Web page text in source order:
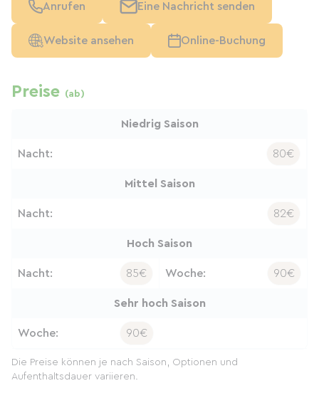
Anrufen Eine Nachricht senden
Website ansehen Online-Buchung
Preise (ab)
Niedrig Saison
Nacht: 80€
Mittel Saison
Nacht: 82€
Hoch Saison
Nacht: 85€ Woche: 90€
Sehr hoch Saison
Woche: 90€
Die Preise können je nach Saison, Optionen und
Aufenthaltsdauer variieren.